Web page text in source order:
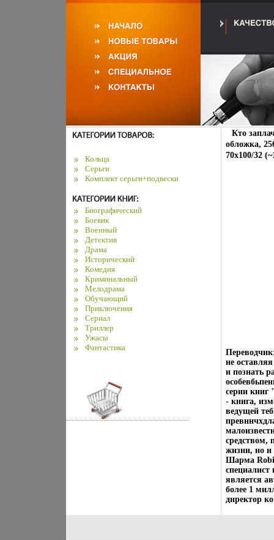
Кольца
Серьги
Комплект серьги+подвески
Биографический
Боевик
Военный
Детектив
Драма
Исторический
Комедия
Криминальный
Мелодрама
Обучающий
Приключения
Сериал
Триллер
Ужасы
Фантастика
Кто
обложка,
70x100/32
не
и познать
серии
- книга,
ведущей
средством,
жизни, но и
Шарма
специалист
является
более 1
директор